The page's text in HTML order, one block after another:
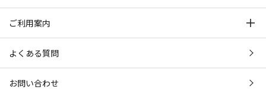
ご利用案内
よくある質問
お問い合わせ